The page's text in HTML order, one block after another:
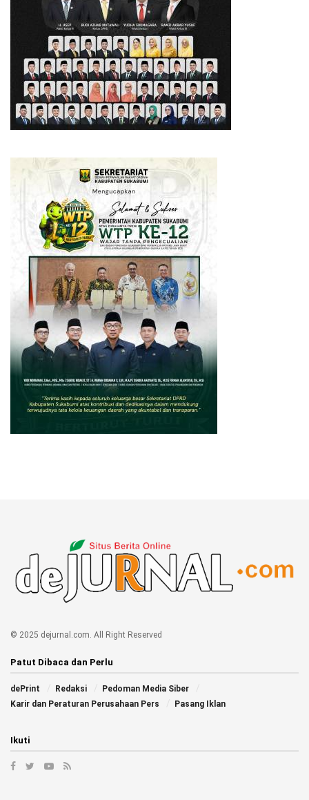
© 2025 dejurnal.com. All Right Reserved
Patut Dibaca dan Perlu
dePrint Redaksi
Pedoman Media Siber
Karir dan Peraturan Perusahaan Pers
Pasang Iklan
Ikuti